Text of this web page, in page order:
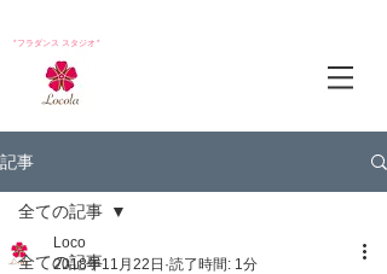
*フラダンス スタジオ*
記事
全ての記事
全ての記事
Loco
2018年11月22日 読了時間: 1分